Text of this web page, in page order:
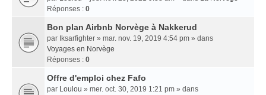
Réponses : 0
Bon plan Airbnb Norvège à Nakkerud
par Iksarfighter » mar. nov. 19, 2019 4:54 pm » dans
Voyages en Norvège
Réponses : 0
Offre d'emploi chez Fafo
par Loulou » mer. oct. 30, 2019 1:21 pm » dans